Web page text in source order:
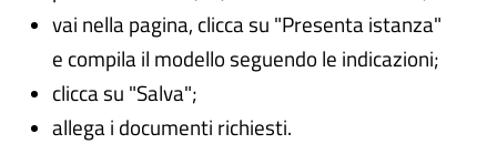
vai nella pagina, clicca su "Presenta istanza"
e compila il modello seguendo le indicazioni;
clicca su "Salva";
allega i documenti richiesti.